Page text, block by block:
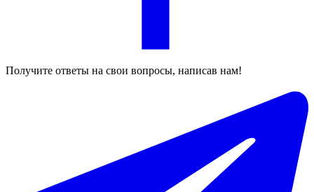
Получите ответы на свои вопросы, написав нам!